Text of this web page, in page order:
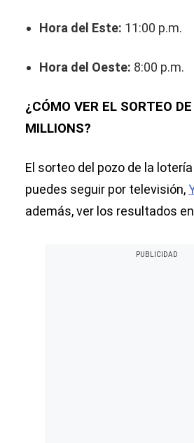
Hora del Este: 11:00 p.m.
Hora del Oeste: 8:00 p.m.
¿CÓMO VER EL SORTEO
MILLIONS?
El sorteo del pozo de la
puedes seguir por televisión,
además, ver los resultados